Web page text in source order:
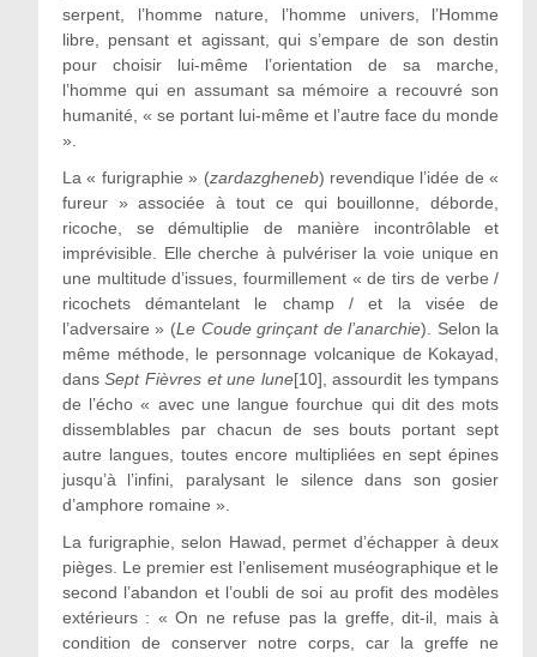
serpent, l’homme nature, l’homme univers, l’Homme
libre, pensant et agissant, qui s’empare de son destin
pour choisir lui-même l’orientation de sa marche,
l’homme qui en assumant sa mémoire a recouvré son
humanité, « se portant lui-même et l’autre face du monde
».
La « furigraphie » (zardazgheneb) revendique l’idée de «
fureur » associée à tout ce qui bouillonne, déborde,
ricoche, se démultiplie de manière incontrôlable et
imprévisible. Elle cherche à pulvériser la voie unique en
une multitude d’issues, fourmillement « de tirs de verbe /
ricochets démantelant le champ / et la visée de
l’adversaire » (Le Coude grinçant de l’anarchie). Selon la
même méthode, le personnage volcanique de Kokayad,
dansSept Fièvres et une lune[10], assourdit les tympans
de l’écho « avec une langue fourchue qui dit des mots
dissemblables par chacun de ses bouts portant sept
autre langues, toutes encore multipliées en sept épines
jusqu’à l’infini, paralysant le silence dans son gosier
d’amphore romaine ».
La furigraphie, selon Hawad, permet d’échapper à deux
pièges. Le premier est l’enlisement muséographique et le
second l’abandon et l’oubli de soi au profit des modèles
extérieurs : « On ne refuse pas la greffe, dit-il, mais à
condition de conserver notre corps, car la greffe ne